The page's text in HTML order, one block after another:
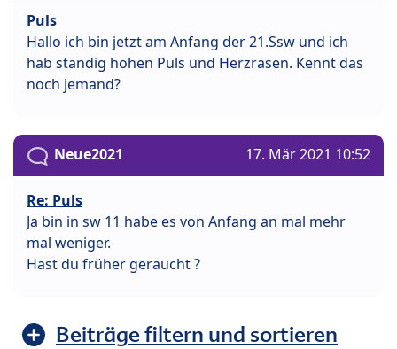
Puls
Hallo ich bin jetzt am Anfang der 21.Ssw und ich
hab ständig hohen Puls und Herzrasen. Kennt das
noch jemand?
Neue2021 17. Mär 2021 10:52
Re: Puls
Ja bin in sw 11 habe es von Anfang an mal mehr
mal weniger.
Hast du früher geraucht ?
Beiträge filtern und sortieren